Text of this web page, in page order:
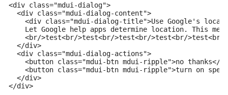
<div class="mdui-dialog">
  <div class="mdui-dialog-content">
<div class="mdui-dialog-title">Use Google's
Let Google help apps determine location. This
<br/>test<br/>test<br/>test<br/>test<br/
  </div>
  <div class="mdui-dialog-actions">
<button class="mdui-btn mdui-ripple">no thanks</
<button class="mdui-btn mdui-ripple">turn on
  </div>
</div>